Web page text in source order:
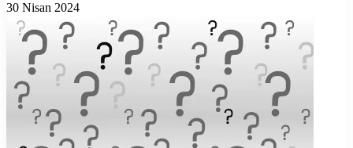
30 Nisan 2024